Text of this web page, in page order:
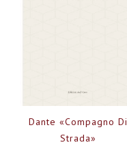
Dante «compagno Di
Strada»